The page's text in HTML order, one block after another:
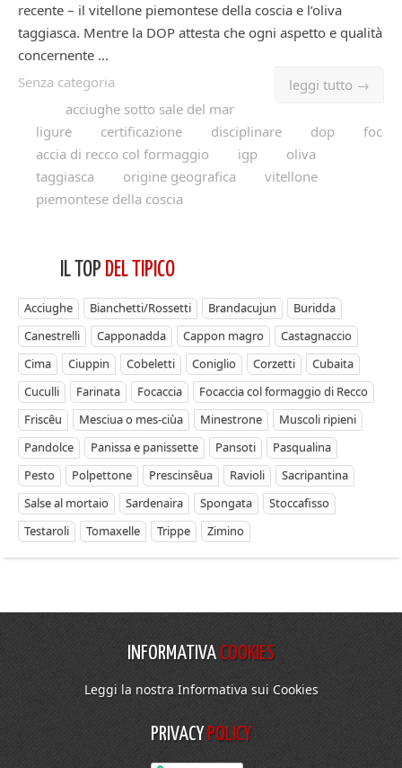
recente – il vitellone piemontese della coscia e l’oliva
taggiasca. Mentre la DOP attesta che ogni aspetto e qualità
concernente ...
leggi tutto →
Senza categoria
acciughe sotto sale del mar
ligure
certificazione disciplinare dop
foc
accia di recco col formaggio
igp
oliva
taggiasca
origine geografica
vitellone
piemontese della coscia
IL TOP DEL TIPICO
Acciughe Bianchetti/Rossetti Brandacujun
Buridda
Canestrelli
Capponadda Cappon magro
Castagnaccio
Cima
Ciuppin Cobeletti Coniglio Corzetti
Cubaita
Cuculli
Farinata Focaccia
Focaccia col formaggio di Recco
Friscêu
Mesciua o mes-ciùa Minestrone
Muscoli ripieni
Pandolce
Panissa e panissette Pansoti
Pasqualina
Pesto
Polpettone Prescinsêua Ravioli
Sacripantina
Salse al mortaio
Sardenaira Spongata
Stoccafisso
Testaroli
Tomaxelle Trippe Zimino
INFORMATIVA COOKIES
Leggi la nostra Informativa sui Cookies
PRIVACY POLICY